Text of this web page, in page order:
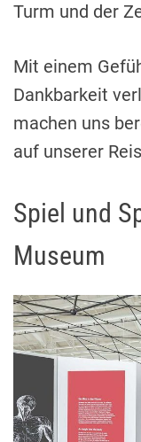
Turm und der
Mit einem
Dankbarkeit
machen uns
auf unserer
Spiel und
Museum